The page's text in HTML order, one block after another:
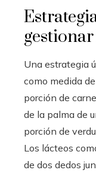
Una estrategia
como medida
porción de
de la palma de
porción de
Los lácteos
de dos dedos